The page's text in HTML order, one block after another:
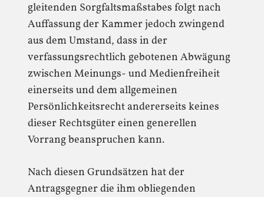
gleitenden Sorgfaltsmaßstabes folgt nach
Auffassung der Kammer jedoch zwingend
aus dem Umstand, dass in der
verfassungsrechtlich gebotenen Abwägung
zwischen Meinungs- und Medienfreiheit
einerseits und dem allgemeinen
Persönlichkeitsrecht andererseits keines
dieser Rechtsgüter einen generellen
Vorrang beanspruchen kann.
Nach diesen Grundsätzen hat der
Antragsgegner die ihm obliegenden